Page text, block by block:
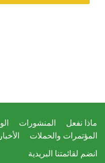
ماذا نفعل المنشورات
المؤتمرات والحملات
الأخبار
انضم لقائمتنا البريدية